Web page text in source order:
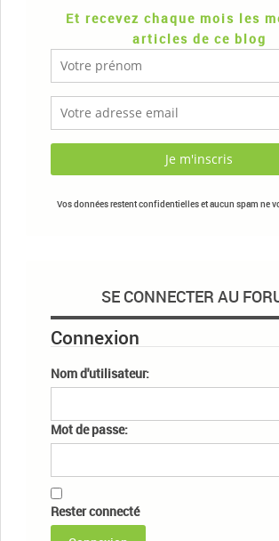
Et recevez chaque mois les
articles de ce blog
Vos données restent confidentielles et aucun spam ne
SE CONNECTER AU
Connexion
Nom d'utilisateur:
Mot de passe:
Rester connecté